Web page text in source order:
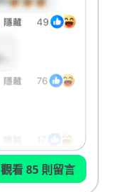
觀看 85 則留言